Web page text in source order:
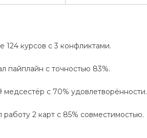
124 курсов с 3 конфликтами.
пайплайн с точностью 83%.
медсестёр с 70% удовлетворённости.
2 карт с 85% совместимостью.